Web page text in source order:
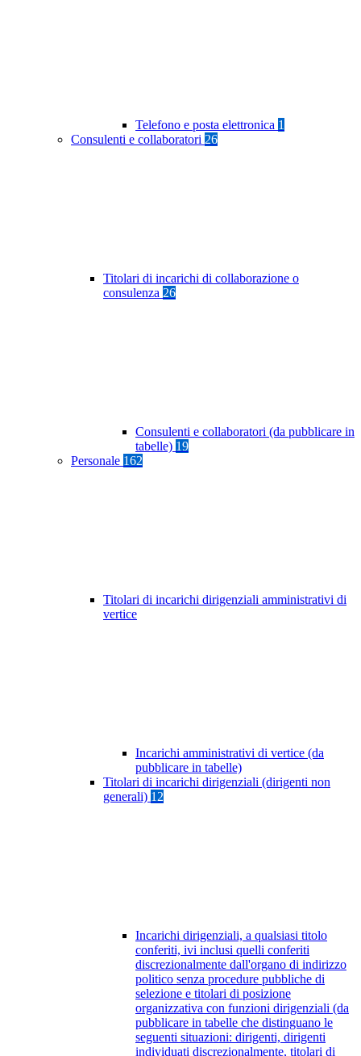
Telefono e posta elettronica 1
Consulenti e collaboratori 26
Titolari di incarichi di collaborazione o
consulenza 26
Consulenti e collaboratori (da pubblicare in
tabelle) 19
Personale 162
Titolari di incarichi dirigenziali amministrativi di
vertice
Incarichi amministrativi di vertice (da
pubblicare in tabelle)
Titolari di incarichi dirigenziali (dirigenti non
generali) 12
Incarichi dirigenziali, a qualsiasi titolo
conferiti, ivi inclusi quelli conferiti
discrezionalmente dall'organo di indirizzo
politico senza procedure pubbliche di
selezione e titolari di posizione
organizzativa con funzioni dirigenziali (da
pubblicare in tabelle che distinguano le
seguenti situazioni: dirigenti, dirigenti
individuati discrezionalmente, titolari di